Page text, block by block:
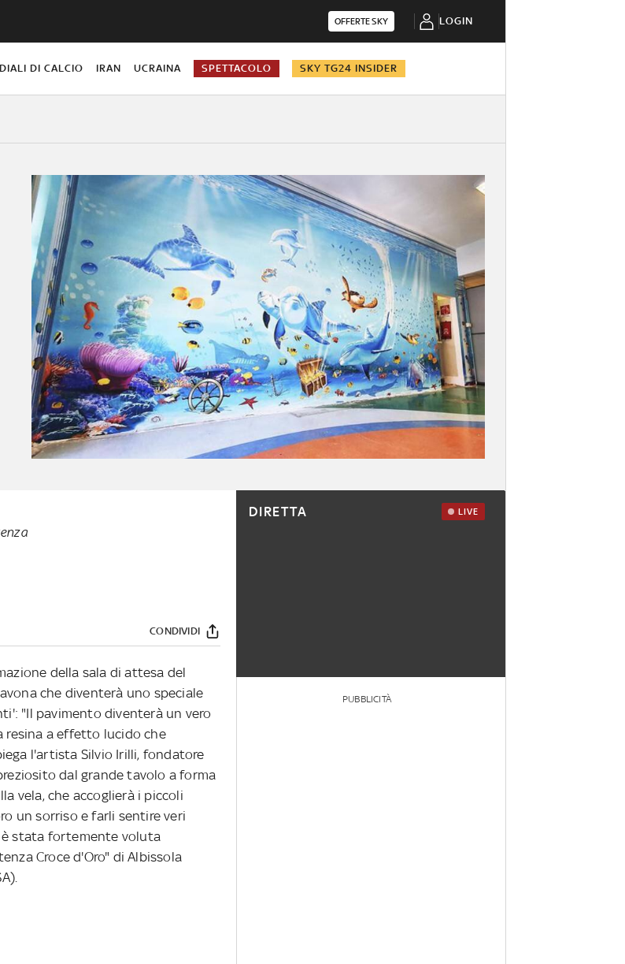
OFFERTE SKY LOGIN
DI CALCIO IRAN UCRAINA SPETTACOLO SKY TG24 INSIDER
CONDIVIDI
della sala di attesa del
che diventerà uno speciale
"Il pavimento diventerà un vero
resina a effetto lucido che
l'artista Silvio Irilli, fondatore
dal grande tavolo a forma
vela, che accoglierà i piccoli
un sorriso e farli sentire veri
è stata fortemente voluta
Croce d'Oro" di Albissola
DIRETTA LIVE
PUBBLICITÀ